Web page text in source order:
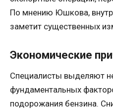
По мнению Юшкова,
заметит существенных
Экономические
Специалисты выделяют
фундаментальных
подорожания бензина.